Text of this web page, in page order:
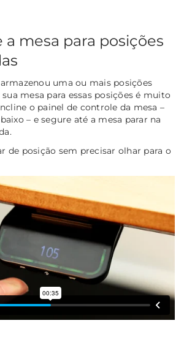
mesa para posições
uma ou mais posições
mesa para essas posições é muito
o painel de controle da mesa –
– e segure até a mesa parar na
de posição sem precisar olhar para o